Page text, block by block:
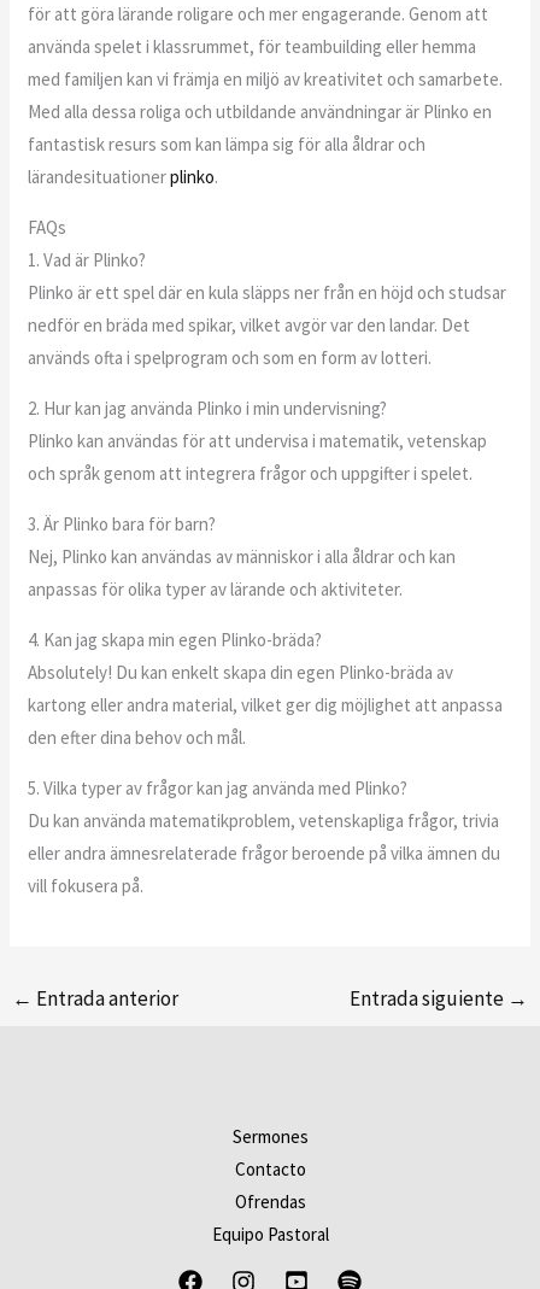
för att göra lärande roligare och mer engagerande. Genom att
använda spelet i klassrummet, för teambuilding eller hemma
med familjen kan vi främja en miljö av kreativitet och samarbete.
Med alla dessa roliga och utbildande användningar är Plinko en
fantastisk resurs som kan lämpa sig för alla åldrar och
lärandesituationerplinko.
FAQs
1. Vad är Plinko?
Plinko är ett spel där en kula släpps ner från en höjd och studsar
nedför en bräda med spikar, vilket avgör var den landar. Det
används ofta i spelprogram och som en form av lotteri.
2. Hur kan jag använda Plinko i min undervisning?
Plinko kan användas för att undervisa i matematik, vetenskap
och språk genom att integrera frågor och uppgifter i spelet.
3. Är Plinko bara för barn?
Nej, Plinko kan användas av människor i alla åldrar och kan
anpassas för olika typer av lärande och aktiviteter.
4. Kan jag skapa min egen Plinko-bräda?
Absolutely! Du kan enkelt skapa din egen Plinko-bräda av
kartong eller andra material, vilket ger dig möjlighet att anpassa
den efter dina behov och mål.
5. Vilka typer av frågor kan jag använda med Plinko?
Du kan använda matematikproblem, vetenskapliga frågor, trivia
eller andra ämnesrelaterade frågor beroende på vilka ämnen du
vill fokusera på.
← Entrada anterior Entrada siguiente →
Sermones
Contacto
Ofrendas
Equipo Pastoral